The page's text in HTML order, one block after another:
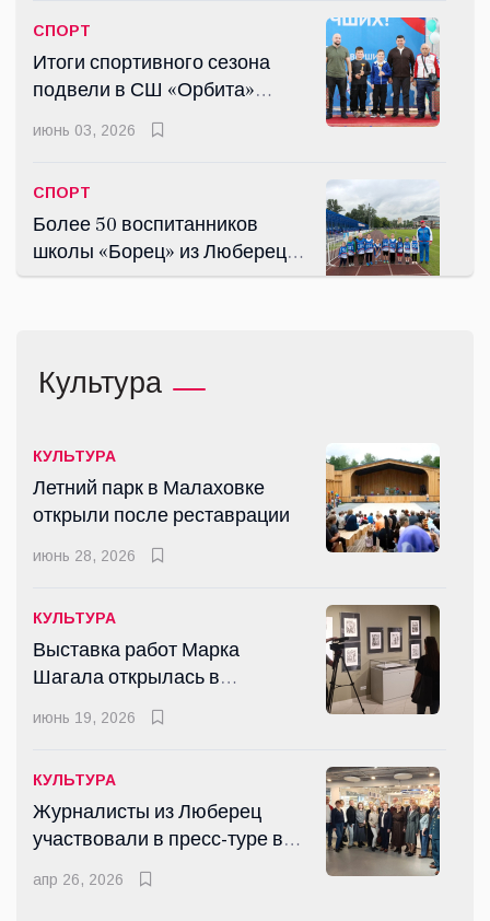
СПОРТ
Итоги спортивного сезона
подвели в СШ «Орбита»
города Дзержинского
июнь 03, 2026
СПОРТ
Более 50 воспитанников
школы «Борец» из Люберец
успешно сдали нормы ГТО
Летний парк в Малаховке
июнь 28, 2026
СПОРТ
Дмитрий Аленичев и Егор
двор"
июль 11, 2026
КУЛЬТУРА
Выставка работ Марка
июнь 19, 2026
СПОРТ
Люберчане завоевали в
Культура
КУЛЬТУРА
Летний парк в Малаховке
открыли после реставрации
июнь 28, 2026
КУЛЬТУРА
Выставка работ Марка
Шагала открылась в
июнь 19, 2026
КУЛЬТУРА
Журналисты из Люберец
участвовали в пресс-туре в
апр 26, 2026